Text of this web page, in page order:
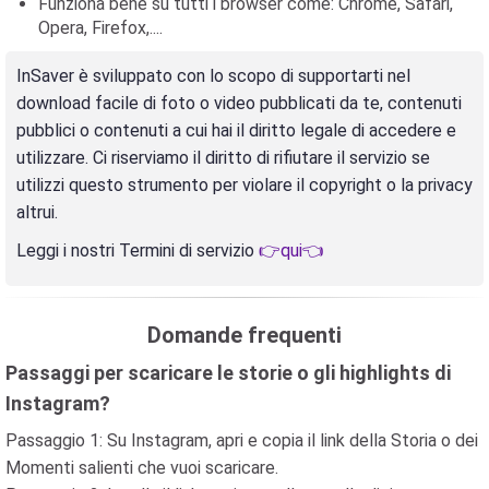
Opera, Firefox,....
InSaver è sviluppato con lo scopo di supportarti nel
download facile di foto o video pubblicati da te, contenuti
pubblici o contenuti a cui hai il diritto legale di accedere e
utilizzare. Ci riserviamo il diritto di rifiutare il servizio se
utilizzi questo strumento per violare il copyright o la privacy
altrui.
Leggi i nostri Termini di servizio 👉qui👈
Domande frequenti
Passaggi per scaricare le storie o gli highlights di
Instagram?
Passaggio 1: Su Instagram, apri e copia il link della Storia o dei
Momenti salienti che vuoi scaricare.